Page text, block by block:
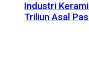
Industri
Triliun Asal